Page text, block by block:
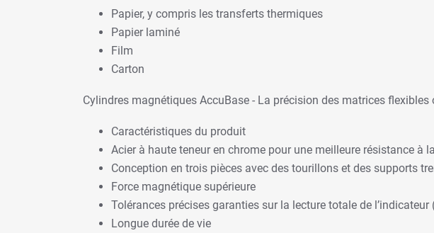
Papier, y compris les transferts thermiques
Papier laminé
Film
Carton
Cylindres magnétiques AccuBase - La précision des matrices
Caractéristiques du produit
Acier à haute teneur en chrome pour une meilleure résistance à
Conception en trois pièces avec des tourillons et des supports
Force magnétique supérieure
Tolérances précises garanties sur la lecture totale de
Longue durée de vie